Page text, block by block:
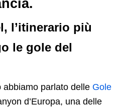
l’itinerario più
le gole del
abbiamo parlato delle Gole
d’Europa, una delle